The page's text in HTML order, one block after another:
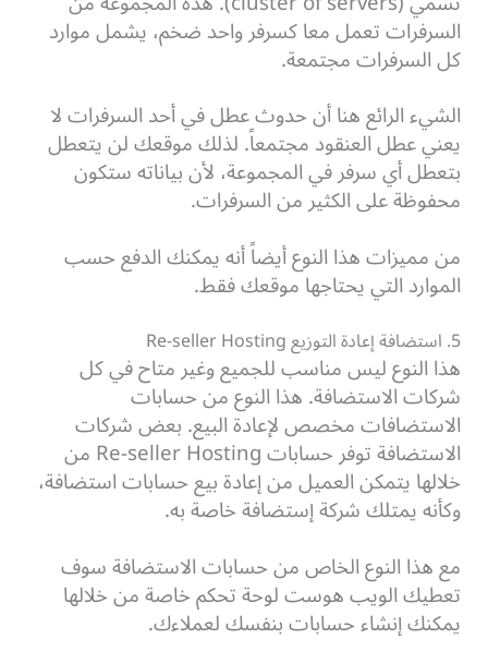
السرفرات تعمل معا كسرفر واحد ضخم، يشمل موارد
كل السرفرات مجتمعة.
الشيء الرائع هنا أن حدوث عطل في أحد السرفرات لا
يعني عطل العنقود مجتمعاً. لذلك موقعك لن يتعطل
بتعطل أي سرفر في المجموعة، لأن بياناته ستكون
محفوظة على الكثير من السرفرات.
من مميزات هذا النوع أيضاً أنه يمكنك الدفع حسب
الموارد التي يحتاجها موقعك فقط.
5. استضافة إعادة التوزيع Re-seller Hosting
هذا النوع ليس مناسب للجميع وغير متاح في كل
شركات الاستضافة.هذا النوع من حسابات
الاستضافات مخصص لإعادة البيع. بعض شركات
الاستضافة توفر حسابات Re-seller Hosting من
خلالها يتمكن العميل من إعادة بيع حسابات استضافة،
وكأنه يمتلك شركة إستضافة خاصة به.
مع هذا النوع الخاص من حسابات الاستضافة سوف
تعطيك الويب هوست لوحة تحكم خاصة من خلالها
يمكنك إنشاء حسابات بنفسك لعملاءك.